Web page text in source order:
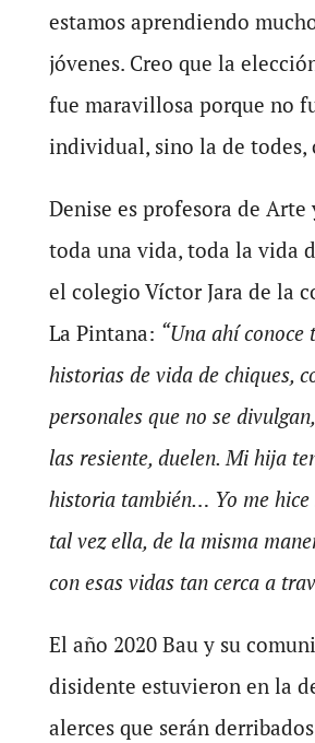
estamos aprendiendo
jóvenes. Creo que la
fue maravillosa porque no
individual, sino la de todes,
Denise es profesora de Arte
toda una vida, toda la vida
el colegio Víctor Jara de la
La Pintana: “Una ahí conoce
historias de vida de chiques,
personales que no se
las resiente, duelen. Mi hija
historia también… Yo me hice
tal vez ella, de la misma
con esas vidas tan cerca a
El año 2020 Bau y su
disidente estuvieron en la
alerces que serán